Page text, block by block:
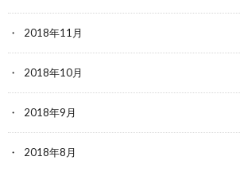
2018年11月
2018年10月
2018年9月
2018年8月